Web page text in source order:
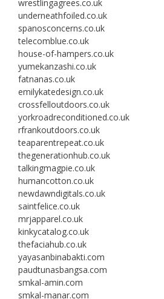
wrestlingagrees.co.uk
underneathfoiled.co.uk
spanosconcerns.co.uk
telecomblue.co.uk
house-of-hampers.co.uk
yumekanzashi.co.uk
fatnanas.co.uk
emilykatedesign.co.uk
crossfelloutdoors.co.uk
yorkroadreconditioned.co.uk
rfrankoutdoors.co.uk
teaparentrepeat.co.uk
thegenerationhub.co.uk
talkingmagpie.co.uk
humancotton.co.uk
newdawndigitals.co.uk
saintfelice.co.uk
mrjapparel.co.uk
kinkycatalog.co.uk
thefaciahub.co.uk
yayasanbinabakti.com
paudtunasbangsa.com
smkal-amin.com
smkal-manar.com